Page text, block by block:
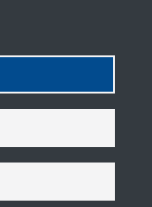
komise ČSJ